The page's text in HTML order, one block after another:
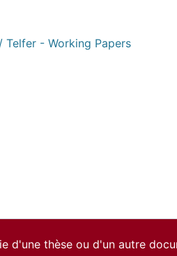
- Working Papers
d'une thèse ou d'un autre